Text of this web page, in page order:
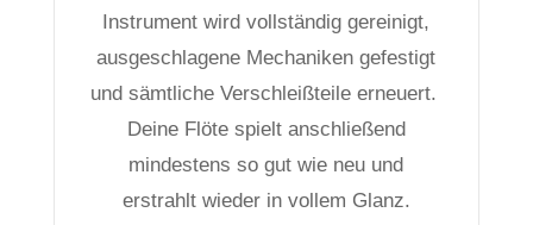
Instrument wird vollständig gereinigt,
ausgeschlagene Mechaniken gefestigt
und sämtliche Verschleißteile erneuert.
Deine Flöte spielt anschließend
mindestens so gut wie neu und
erstrahlt wieder in vollem Glanz.